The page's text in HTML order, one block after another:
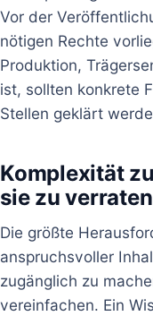
Vor der
nötigen Rechte
Produktion,
ist, sollten konkrete
Stellen geklärt
Komplexität
sie zu verraten
Die größte
anspruchsvoller
zugänglich zu
vereinfachen. Ein